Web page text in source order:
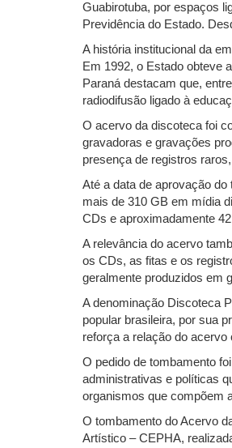
Guabirotuba, por espaços
Previdência do Estado.
A história institucional da
Em 1992, o Estado obteve
Paraná destacam que,
radiodifusão ligado à
O acervo da discoteca foi
gravadoras e gravações
presença de registros
Até a data de aprovação
mais de 310 GB em mídia
CDs e aproximadamente
A relevância do acervo
os CDs, as fitas e os
geralmente produzidos em
A denominação Discoteca
popular brasileira, por sua
reforça a relação do
O pedido de tombamento
administrativas e políticas
organismos que compõem
O tombamento do Acervo
Artístico – CEPHA,